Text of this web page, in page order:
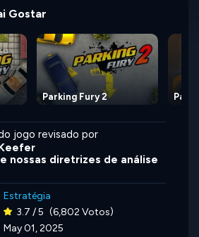
Gostar
Parking Fury 2
jogo revisado por
nossas diretrizes de análise
Estratégia
3.7 / 5 (6,802 Votos)
May 01, 2025